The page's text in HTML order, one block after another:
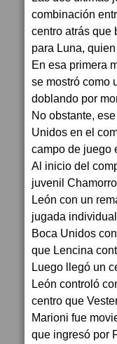
combinación
centro atrás que
para Luna,
En esa primera
se mostró como
doblando por
No obstante,
Unidos en el
campo de juego
Al inicio del
juvenil
León con un
jugada
Boca Unidos
que Lencina
Luego llegó un
León controló
centro que
Marioni fue
que ingresó por